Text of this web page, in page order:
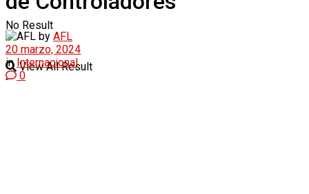
No Result
View All Result
by AFL
20 marzo, 2024
in Internacional
0